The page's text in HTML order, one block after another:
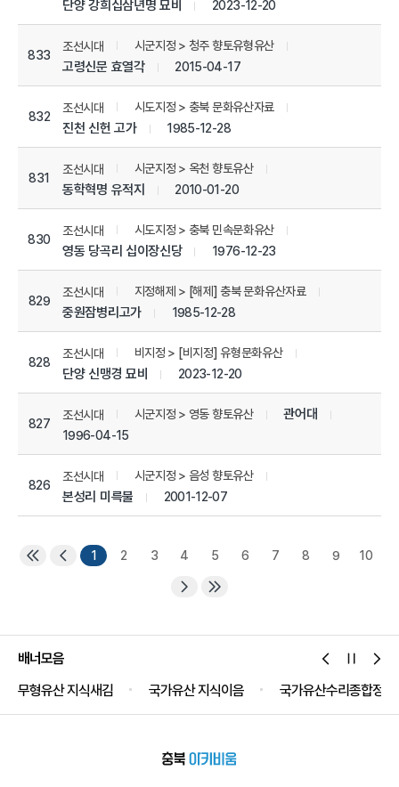
단양 강희십삼년명 묘비 2023-12-20
833
조선시대 시군지정 > 청주 향토유형유산
고령신문 효열각 2015-04-17
832
조선시대 시도지정 > 충북 문화유산자료
진천 신헌 고가 1985-12-28
831
조선시대 시군지정 > 옥천 향토유산
동학혁명 유적지 2010-01-20
830
조선시대 시도지정 > 충북 민속문화유산
영동 당곡리 십이장신당 1976-12-23
829
조선시대 지정해제 > [해제] 충북 문화유산자료
중원잠병리고가 1985-12-28
828
조선시대 비지정 > [비지정] 유형문화유산
단양 신맹경 묘비 2023-12-20
827
조선시대 시군지정 > 영동 향토유산 관어대
1996-04-15
826
조선시대 시군지정 > 음성 향토유산
본성리 미륵불 2001-12-07
1 2 3 4 5 6 7 8 9 10
배너모음
무형유산 지식새김
국가유산 지식이음 국가유산수리종합정보